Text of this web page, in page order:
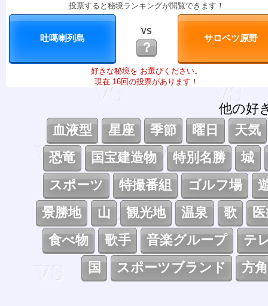
投票すると秘境ランキングが閲覧できます！
VS
？
好きな秘境を お選びください。
現在 16回の投票があります！
他の好
血液型
星座 季節 曜日
天気
恐竜
国宝建造物 特別名勝
城
スポーツ
特撮番組 ゴルフ場
景勝地
山 観光地 温泉 歌
食べ物
歌手 音楽グループ
テ
国
スポーツブランド 方角